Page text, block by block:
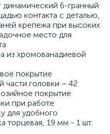
6-гранный
контакта с деталью,
крепежа при высоких
место для
из хромованадиевой
покрытие
части головки – 42
покрытие
при работе
для удобного
торцевая, 19 мм - 1 шт.